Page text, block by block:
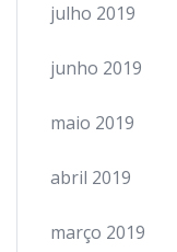
julho 2019
junho 2019
maio 2019
abril 2019
março 2019